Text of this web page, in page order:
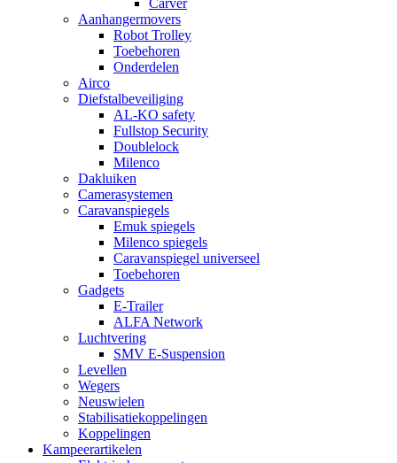
Carver
Aanhangermovers
Robot Trolley
Toebehoren
Onderdelen
Airco
Diefstalbeveiliging
AL-KO safety
Fullstop Security
Doublelock
Milenco
Dakluiken
Camerasystemen
Caravanspiegels
Emuk spiegels
Milenco spiegels
Caravanspiegel universeel
Toebehoren
Gadgets
E-Trailer
ALFA Network
Luchtvering
SMV E-Suspension
Levellen
Wegers
Neuswielen
Stabilisatiekoppelingen
Koppelingen
Kampeerartikelen